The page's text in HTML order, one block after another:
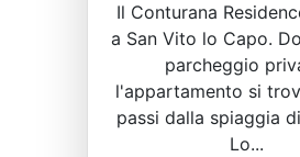
Il Conturana
a San Vito lo Capo.
parcheggio
l'appartamento si
passi dalla spiaggia
Lo...